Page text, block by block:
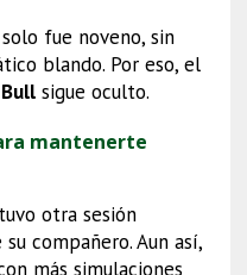
fue noveno, sin
blando. Por eso, el
sigue oculto.
mantenerte
otra sesión
compañero. Aun así,
más simulaciones